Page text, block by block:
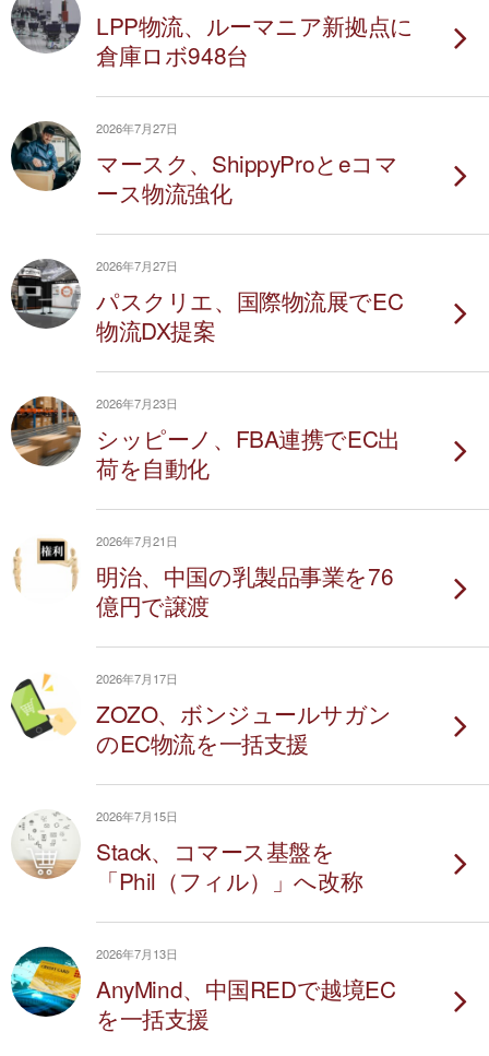
LPP物流、ルーマニア新拠点に
倉庫ロボ948台
2026年7月27日
マースク、ShippyProとeコマ
ース物流強化
2026年7月27日
パスクリエ、国際物流展でEC
物流DX提案
2026年7月23日
シッピーノ、FBA連携でEC出
荷を自動化
2026年7月21日
明治、中国の乳製品事業を76
億円で譲渡
2026年7月17日
ZOZO、ボンジュールサガン
のEC物流を一括支援
2026年7月15日
Stack、コマース基盤を
「Phil（フィル）」へ改称
2026年7月13日
AnyMind、中国REDで越境EC
を一括支援